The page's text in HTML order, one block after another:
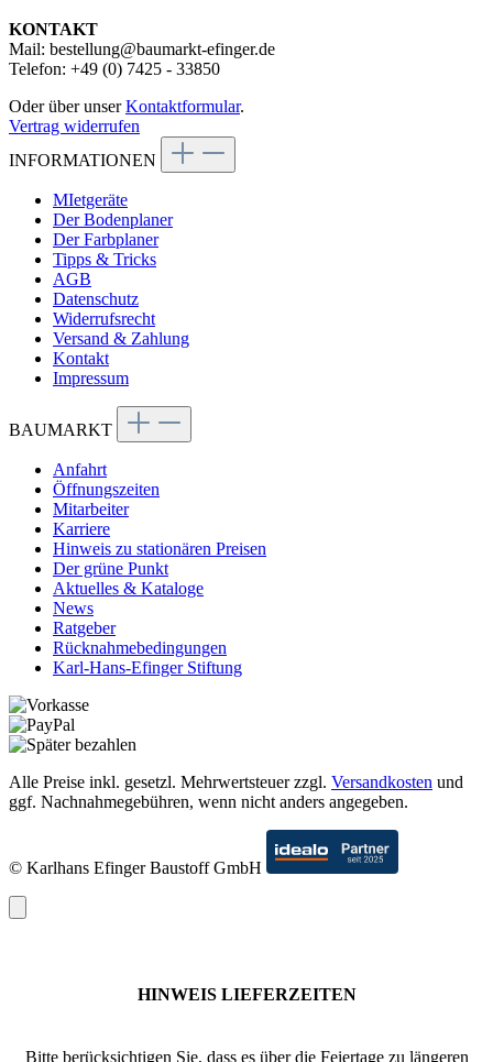
KONTAKT
Mail: bestellung@baumarkt-efinger.de
Telefon: +49 (0) 7425 - 33850
Oder über unserKontaktformular.
Vertrag widerrufen
INFORMATIONEN
MIetgeräte
Der Bodenplaner
Der Farbplaner
Tipps & Tricks
AGB
Datenschutz
Widerrufsrecht
Versand & Zahlung
Kontakt
Impressum
BAUMARKT
Anfahrt
Öffnungszeiten
Mitarbeiter
Karriere
Hinweis zu stationären Preisen
Der grüne Punkt
Aktuelles & Kataloge
News
Ratgeber
Rücknahmebedingungen
Karl-Hans-Efinger Stiftung
Alle Preise inkl. gesetzl. Mehrwertsteuer zzgl. Versandkosten und
ggf. Nachnahmegebühren, wenn nicht anders angegeben.
© Karlhans Efinger Baustoff GmbH
HINWEIS LIEFERZEITEN
Bitte berücksichtigen Sie, dass es über die Feiertage zu längeren